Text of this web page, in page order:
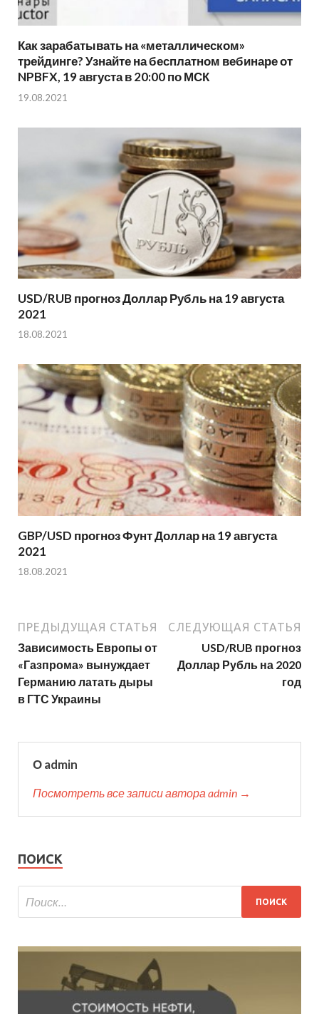
Как зарабатывать на «металлическом»
трейдинге? Узнайте на бесплатном вебинаре от
NPBFX, 19 августа в 20:00 по МСК
19.08.2021
USD/RUB прогноз Доллар Рубль на 19 августа
2021
18.08.2021
GBP/USD прогноз Фунт Доллар на 19 августа
2021
18.08.2021
ПРЕДЫДУЩАЯ СТАТЬЯ
Зависимость Европы от
«Газпрома» вынуждает
Германию латать дыры
в ГТС Украины
СЛЕДУЮЩАЯ СТАТЬЯ
USD/RUB прогноз
Доллар Рубль на 2020
год
О admin
Посмотреть все записи автора admin →
ПОИСК